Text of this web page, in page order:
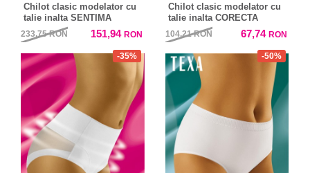
Chilot clasic modelator cu
talie inalta SENTIMA
233,75RON 151,94 RON
Chilot clasic modelator cu
talie inalta CORECTA
104,21RON 67,74 RON
-35% -50%